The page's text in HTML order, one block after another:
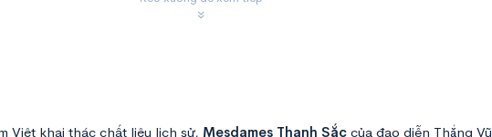
Việt khai thác chất liệu lịch sử, Mesdames Thanh Sắc của đạo diễn Thắng Vũ